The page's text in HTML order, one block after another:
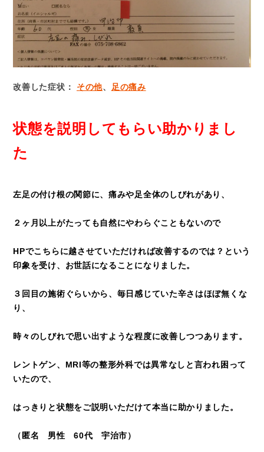
改善した症状： その他、 足の痛み
状態を説明してもらい助かりまし
た
左足の付け根の関節に、痛みや足全体のしびれがあり、
２ヶ月以上がたっても自然にやわらぐこともないので
HPでこちらに越させていただければ改善するのでは？という
印象を受け、お世話になることになりました。
３回目の施術ぐらいから、毎日感じていた辛さはほぼ無くな
り、
時々のしびれで思い出すような程度に改善しつつあります。
レントゲン、MRI等の整形外科では異常なしと言われ困って
いたので、
はっきりと状態をご説明いただけて本当に助かりました。
（匿名 男性 60代 宇治市）